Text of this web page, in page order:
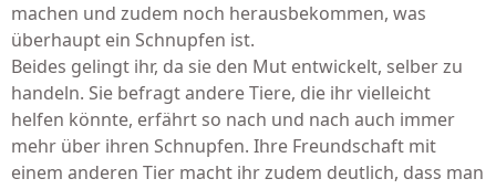
machen und zudem noch herausbekommen, was
überhaupt ein Schnupfen ist.
Beides gelingt ihr, da sie den Mut entwickelt, selber zu
handeln. Sie befragt andere Tiere, die ihr vielleicht
helfen könnte, erfährt so nach und nach auch immer
mehr über ihren Schnupfen. Ihre Freundschaft mit
einem anderen Tier macht ihr zudem deutlich, dass man